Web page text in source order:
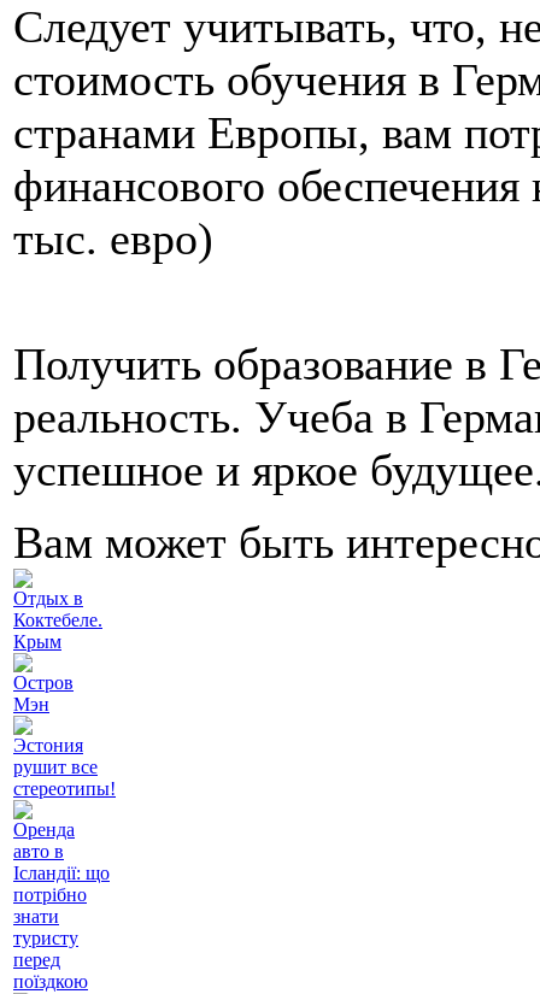
Следует учитывать, что,
стоимость обучения в
странами Европы, вам
финансового
тыс. евро)
Получить образование в
реальность. Учеба в
успешное и яркое
Вам может быть
Отдых в
Коктебеле.
Крым
Остров
Мэн
Эстония
рушит все
стереотипы!
Оренда
авто в
Ісландії: що
потрібно
знати
туристу
перед
поїздкою